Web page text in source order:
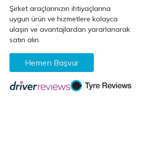
Şirket araçlarınızın ihtiyaçlarına
uygun ürün ve hizmetlere kolayca
ulaşın ve avantajlardan yararlanarak
satın alın.
Hemen Başvur